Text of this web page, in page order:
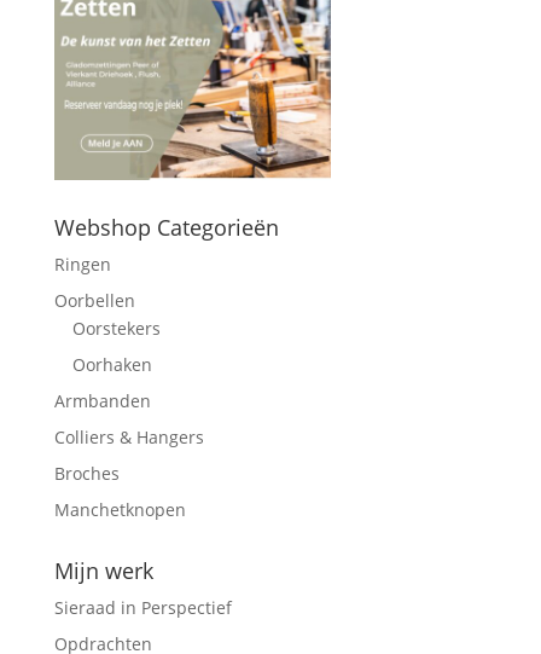
Webshop Categorieën
Ringen
Oorbellen
Oorstekers
Oorhaken
Armbanden
Colliers & Hangers
Broches
Manchetknopen
Mijn werk
Sieraad in Perspectief
Opdrachten